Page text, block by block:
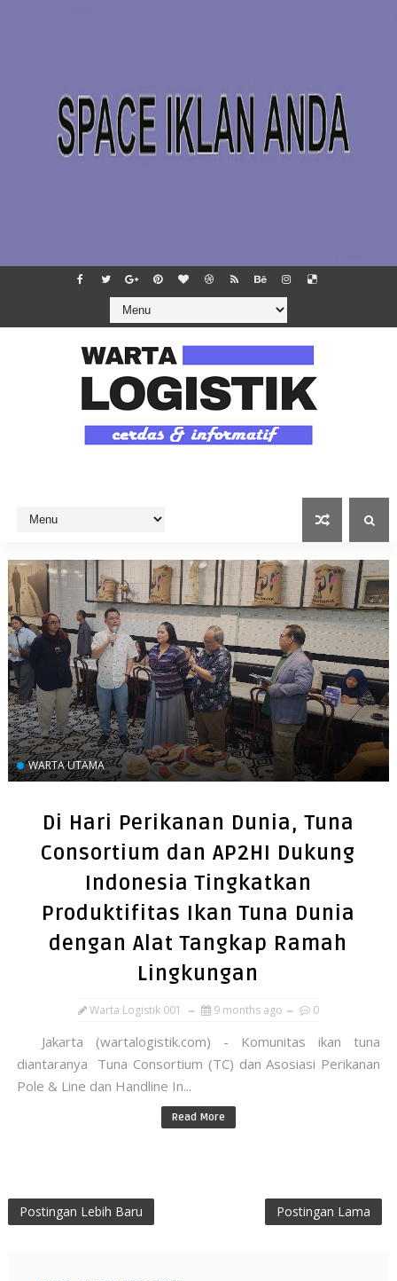
WARTA UTAMA
Di Hari Perikanan Dunia, Tuna
Consortium dan AP2HI Dukung
Indonesia Tingkatkan
Produktifitas Ikan Tuna Dunia
dengan Alat Tangkap Ramah
Lingkungan
Warta Logistik 001 9 months ago 0
Jakarta (wartalogistik.com) - Komunitas ikan tuna
diantaranya Tuna Consortium (TC) dan Asosiasi Perikanan
Pole & Line dan Handline In...
Read More
Postingan Lebih Baru Postingan Lama